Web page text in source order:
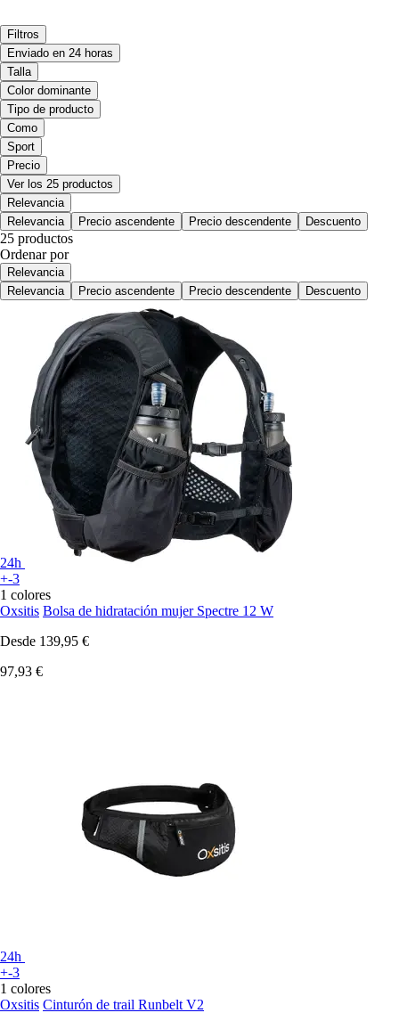
Filtros
Enviado en 24 horas
Talla
Color dominante
Tipo de producto
Como
Sport
Precio
Ver los 25 productos
Relevancia
Relevancia
Precio ascendente Precio descendente Descuento
25 productos
Ordenar por
Relevancia
Relevancia
Precio ascendente Precio descendente Descuento
24h
+-3
1 colores
Oxsitis Bolsa de hidratación mujer Spectre 12 W
Desde 139,95 €
97,93 €
24h
+-3
1 colores
Oxsitis Cinturón de trail Runbelt V2